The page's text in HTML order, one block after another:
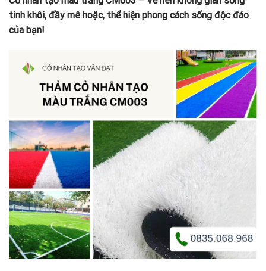
tinh khôi, đầy mê hoặc, thể hiện phong cách sống độc đáo
của bạn!